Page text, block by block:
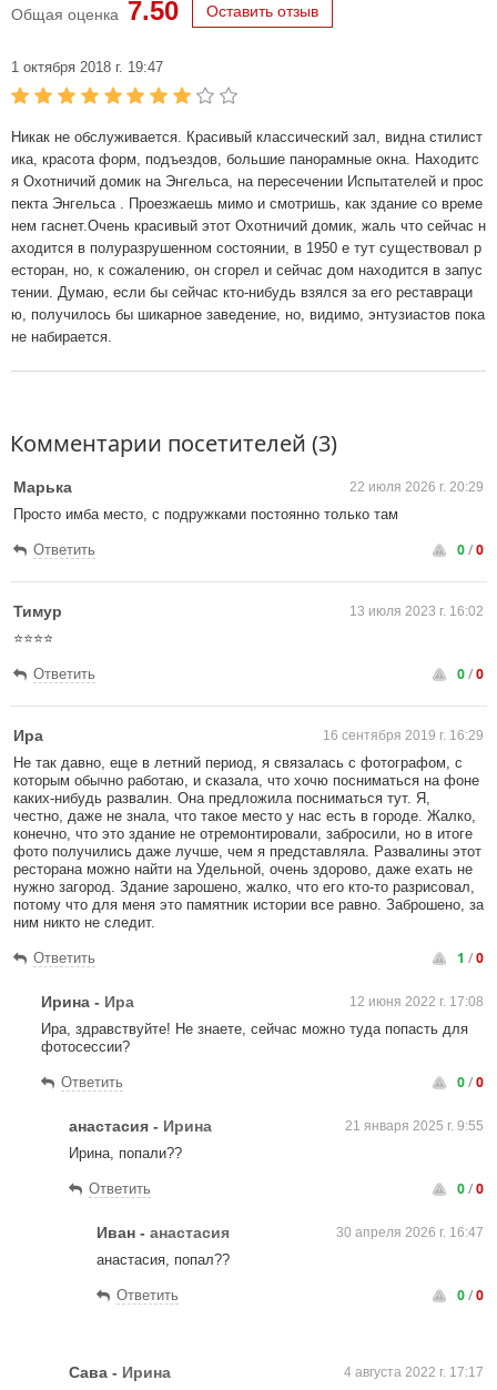
Общая оценка 7.50 Оставить отзыв
1 октября 2018 г. 19:47
Никак не обслуживается. Красивый классический зал, видна стилист
ика, красота форм, подъездов, большие панорамные окна. Находитс
я Охотничий домик на Энгельса, на пересечении Испытателей и прос
пекта Энгельса . Проезжаешь мимо и смотришь, как здание со време
нем гаснет.Очень красивый этот Охотничий домик, жаль что сейчас н
аходится в полуразрушенном состоянии, в 1950 е тут существовал р
есторан, но, к сожалению, он сгорел и сейчас дом находится в запус
тении. Думаю, если бы сейчас кто-нибудь взялся за его реставраци
ю, получилось бы шикарное заведение, но, видимо, энтузиастов пока
не набирается.
Комментарии посетителей (3)
Марька 22 июля 2026 г. 20:29
Просто имба место, с подружками постоянно только там
Ответить 0/0
Тимур 13 июля 2023 г. 16:02
⭐️⭐️⭐️⭐️
Ответить 0/0
Ира 16 сентября 2019 г. 16:29
Не так давно, еще в летний период, я связалась с фотографом, с
которым обычно работаю, и сказала, что хочю посниматься на фоне
каких-нибудь развалин. Она предложила посниматься тут. Я,
честно, даже не знала, что такое место у нас есть в городе. Жалко,
конечно, что это здание не отремонтировали, забросили, но в итоге
фото получились даже лучше, чем я представляла. Развалины этот
ресторана можно найти на Удельной, очень здорово, даже ехать не
нужно загород. Здание зарошено, жалко, что его кто-то разрисовал,
потому что для меня это памятник истории все равно. Заброшено, за
ним никто не следит.
Ответить 1 /0
Ирина - Ира 12 июня 2022 г. 17:08
Ира, здравствуйте! Не знаете, сейчас можно туда попасть для
фотосессии?
Ответить 0/0
анастасия - Ирина 21 января 2025 г. 9:55
Ирина, попали??
Ответить 0/0
Иван - анастасия 30 апреля 2026 г. 16:47
анастасия, попал??
Ответить 0/0
Сава - Ирина 4 августа 2022 г. 17:17